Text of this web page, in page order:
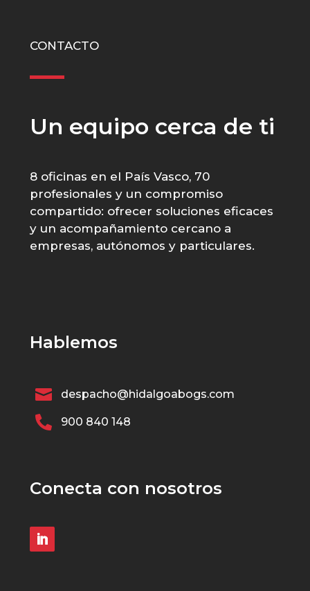
CONTACTO
Un equipo cerca de ti
8 oficinas en el País Vasco, 70
profesionales y un compromiso
compartido: ofrecer soluciones eficaces
y un acompañamiento cercano a
empresas, autónomos y particulares.
Hablemos
 despacho@hidalgoabogs.com
 900 840 148
Conecta con nosotros